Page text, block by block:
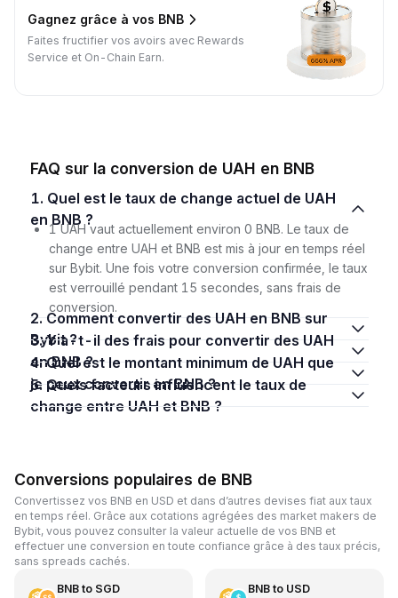
Gagnez grâce à vos BNB
Faites fructifier vos avoirs avec Rewards
Service et On-Chain Earn.
FAQ sur la conversion de UAH en BNB
1. Quel est le taux de change actuel de UAH
en BNB ?
1 UAH vaut actuellement environ 0 BNB. Le taux de
change entre UAH et BNB est mis à jour en temps réel
sur Bybit. Une fois votre conversion confirmée, le taux
est verrouillé pendant 15 secondes, sans frais de
conversion.
2. Comment convertir des UAH en BNB sur
Bybit ?
3. Y a-t-il des frais pour convertir des UAH
en BNB ?
4. Quel est le montant minimum de UAH que
je peux convertir en BNB ?
5. Quels facteurs influencent le taux de
change entre UAH et BNB ?
Conversions populaires de BNB
Convertissez vos BNB en USD et dans d’autres devises fiat aux taux
en temps réel. Grâce aux cotations agrégées des market makers de
Bybit, vous pouvez consulter la valeur actuelle de vos BNB et
effectuer une conversion en toute confiance grâce à des taux précis,
sans spreads cachés.
BNBto SGD BNBto USD